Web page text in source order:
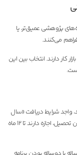
پژوهشی عمیق‌تر، یا
می‌کنند.
کار دارند. انتخاب بین این
واجد شرایط دریافت «سال
جست‌وجوی کار» (Orientation Year) هستند یعنی پس از پایان تحصیل، اجازه دارند تا ۱۲ ماه